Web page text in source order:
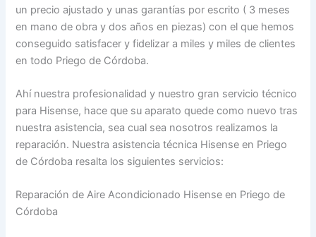
un precio ajustado y unas garantías por escrito ( 3 meses
en mano de obra y dos años en piezas) con el que hemos
conseguido satisfacer y fidelizar a miles y miles de clientes
en todo Priego de Córdoba.
Ahí nuestra profesionalidad y nuestro gran servicio técnico
para Hisense, hace que su aparato quede como nuevo tras
nuestra asistencia, sea cual sea nosotros realizamos la
reparación. Nuestra asistencia técnica Hisense en Priego
de Córdoba resalta los siguientes servicios:
Reparación de Aire Acondicionado Hisense en Priego de
Córdoba